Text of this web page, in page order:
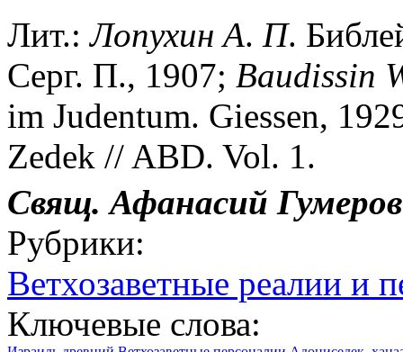
Лит.:Лопухин А. П.
Серг. П., 1907; Baudissin
im Judentum. Giessen,
Zedek // ABD. Vol. 1.
Cвящ. Афанасий Гумеров
Рубрики:
Ветхозаветные реалии и
Ключевые слова: